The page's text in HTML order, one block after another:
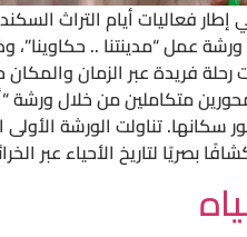
فعاليات أيام التراث
فريدة عبر الزمان والمكان
متكاملين من خلال
سكانها. تناولت الورشة
بصريًا لتاريخ الأحياء عبر